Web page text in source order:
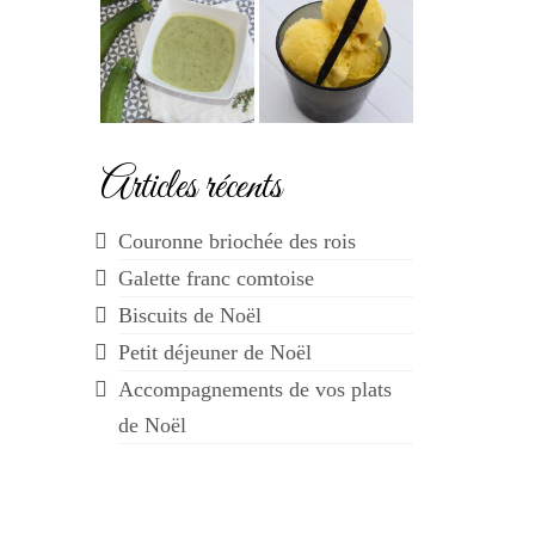
Articles récents
Couronne briochée des rois
Galette franc comtoise
Biscuits de Noël
Petit déjeuner de Noël
Accompagnements de vos plats
de Noël